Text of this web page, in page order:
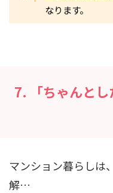
なります。
7. 「ちゃんと
マンション暮らしは
解…